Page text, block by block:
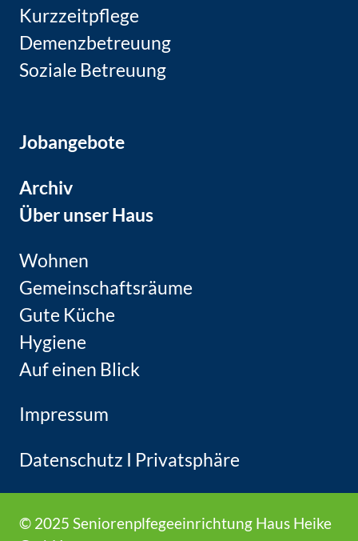
Kurzzeitpflege
Demenzbetreuung
Soziale Betreuung
Jobangebote
Archiv
Über unser Haus
Wohnen
Gemeinschaftsräume
Gute Küche
Hygiene
Auf einen Blick
Impressum
Datenschutz I Privatsphäre
© 2025 Seniorenplfegeeinrichtung Haus Heike